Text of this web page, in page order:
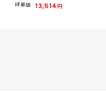
坪単価 13,514円